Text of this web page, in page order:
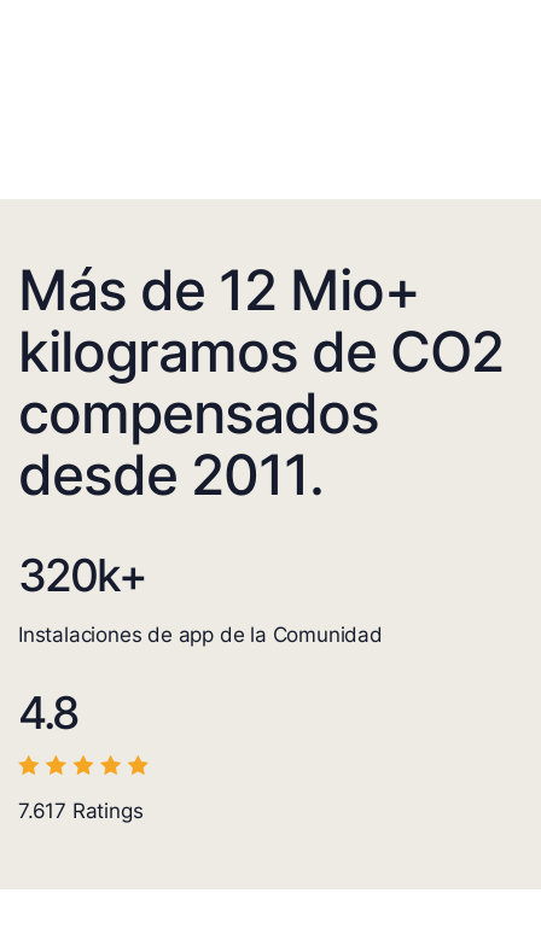
Más de 12 Mio+
kilogramos de CO2
compensados
desde 2011.
320k+
Instalaciones de app de la Comunidad
4.8
7.617 Ratings